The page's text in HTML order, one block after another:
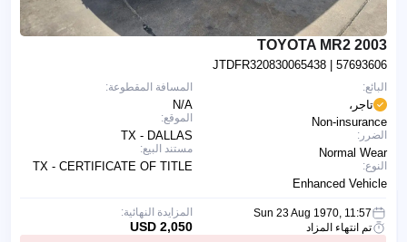
2003 TOYOTA MR2
JTDFR320830065438 | 57693606
المسافة المقطوعة:
N/A
الموقع:
TX - DALLAS
مستند البيع:
TX - CERTIFICATE OF TITLE
البائع:
تاجر،
Non-insurance
الضرر:
Normal Wear
النوع:
Enhanced Vehicle
Sun 23 Aug 1970, 11:57
تم انتهاء المزاد
المزايدة النهائية:
2,050 USD